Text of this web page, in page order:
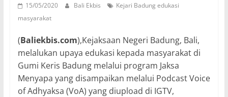
15/05/2020 Bali Ekbis
Kejari Badung edukasi
masyarakat
(Baliekbis.com),Kejaksaan Negeri Badung, Bali,
melalukan upaya edukasi kepada masyarakat di
Gumi Keris Badung melalui program Jaksa
Menyapa yang disampaikan melalui Podcast Voice
of Adhyaksa (VoA) yang diupload di IGTV,